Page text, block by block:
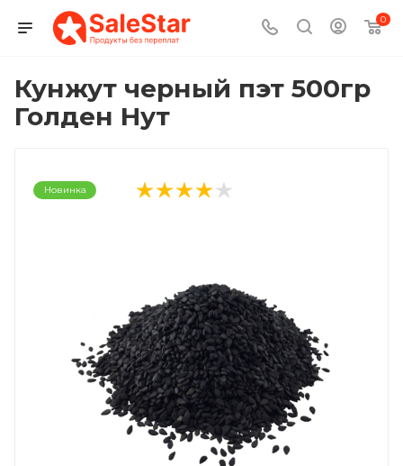
0
Кунжут черный пэт 500гр
Голден Нут
Новинка